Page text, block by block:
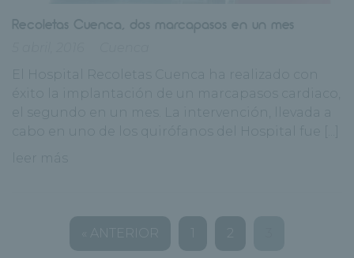
Recoletas Cuenca, dos marcapasos en un mes
El Hospital Recoletas Cuenca ha realizado con
éxito la implantación de un marcapasos cardiaco,
el segundo en un mes. La intervención, llevada a
cabo en uno de los quirófanos del Hospital fue [...]
leer más
« ANTERIOR 2